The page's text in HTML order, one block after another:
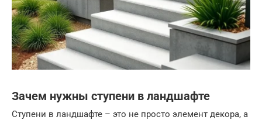
Зачем нужны ступени в ландшафте
Ступени в ландшафте – это не просто элемент декора, а